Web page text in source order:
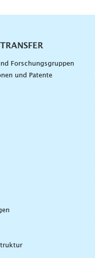
Forschungsgruppen
und Patente